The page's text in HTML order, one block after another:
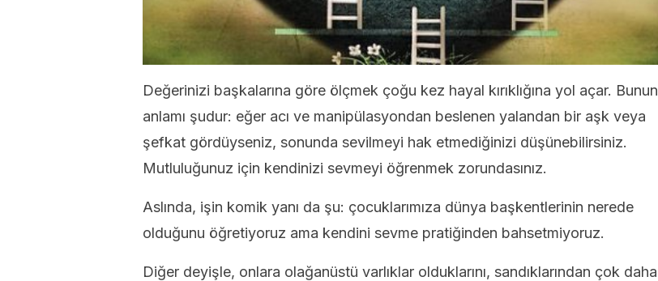
Değerinizi başkalarına göre ölçmek çoğu kez hayal kırıklığına yol açar. Bunun
anlamı şudur: eğer acı ve manipülasyondan beslenen yalandan bir aşk veya
şefkat gördüyseniz, sonunda sevilmeyi hak etmediğinizi düşünebilirsiniz.
Mutluluğunuz için kendinizi sevmeyi öğrenmek zorundasınız.
Aslında, işin komik yanı da şu: çocuklarımıza dünya başkentlerinin nerede
olduğunu öğretiyoruz ama kendini sevme pratiğinden bahsetmiyoruz.
Diğer deyişle, onlara olağanüstü varlıklar olduklarını, sandıklarından çok daha